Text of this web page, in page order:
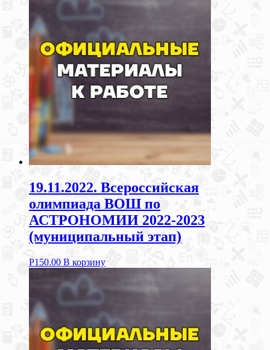
19.11.2022. Всероссийская
олимпиада ВОШ по
АСТРОНОМИИ 2022-2023
(муниципальный этап)
Р150.00 В корзину